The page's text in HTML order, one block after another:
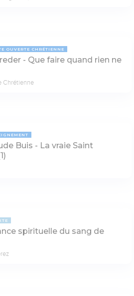
OUVERTE CHRÉTIENNE
- Que faire quand rien ne
Chrétienne
Buis - La vraie Saint
spirituelle du sang de